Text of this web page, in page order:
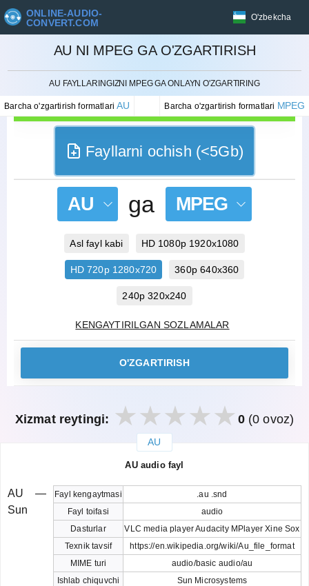
ONLINE-AUDIO-
CONVERT.COM
O'zbekcha
AU NI MPEG GA O'ZGARTIRISH
AU FAYLLARINGIZNI MPEG GA ONLAYN O'ZGARTIRING
Barcha o'zgartirish formatlariAU Barcha o'zgartirish formatlari MPEG
BEKOR QILISH
Fayllarni ochish (<5Gb)
AU ga MPEG
Asl fayl kabi HD 1080p 1920x1080
HD 720p 1280x720 360p 640x360
240p 320x240
KENGAYTIRILGAN SOZLAMALAR
O'ZGARTIRISH
Xizmat reytingi: 0(0 ovoz)
AU
AU audio fayl
Fayl kengaytmasi
.au .snd
Fayl toifasi
audio
Dasturlar
VLC media player Audacity MPlayer Xine Sox
Texnik tavsif
https://en.wikipedia.org/wiki/Au_file_format
MIME turi
audio/basic audio/au
Ishlab chiquvchi
Sun Microsystems
AU —
Sun